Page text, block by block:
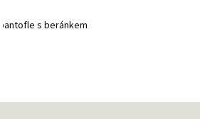
s beránkem